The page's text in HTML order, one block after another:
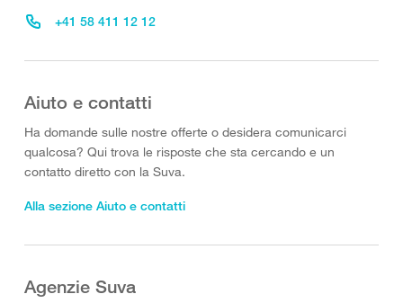
+41 58 411 12 12
Aiuto e contatti
Ha domande sulle nostre offerte o desidera comunicarci
qualcosa? Qui trova le risposte che sta cercando e un
contatto diretto con la Suva.
Alla sezione Aiuto e contatti
Agenzie Suva